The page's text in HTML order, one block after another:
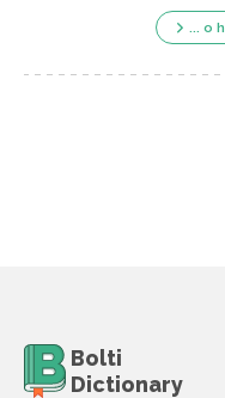
... o
Bolti
Dictionary